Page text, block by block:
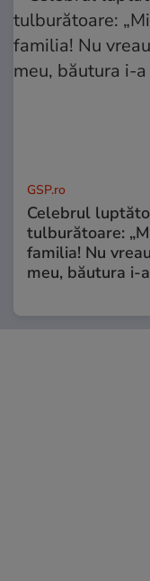
GSP.ro
Celebrul
tulburătoare:
familia! Nu
meu, băutura i-